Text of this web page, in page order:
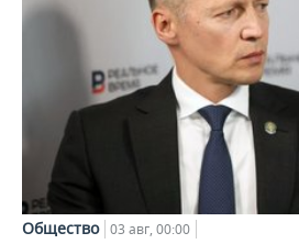
Общество 03 авг, 00:00